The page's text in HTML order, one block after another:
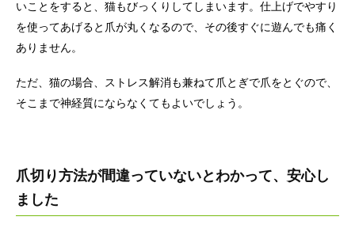
いことをすると、猫もびっくりしてしまいます。仕上げでやすり
を使ってあげると爪が丸くなるので、その後すぐに遊んでも痛く
ありません。
ただ、猫の場合、ストレス解消も兼ねて爪とぎで爪をとぐので、
そこまで神経質にならなくてもよいでしょう。
爪切り方法が間違っていないとわかって、安心し
ました